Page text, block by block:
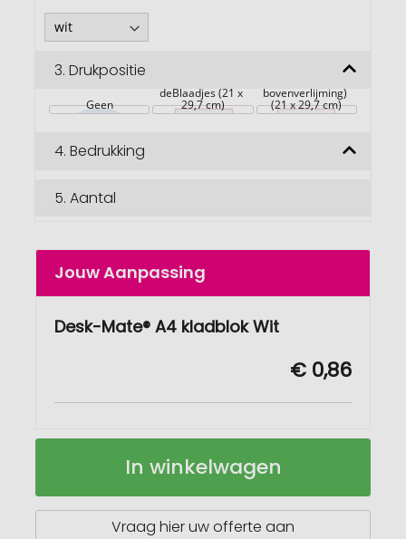
3. Drukpositie
Geen
deBlaadjes (21 x
29,7 cm)
Vellen (staand
bovenverlijming)
(21 x 29,7 cm)
4. Bedrukking
5. Aantal
Jouw Aanpassing
Desk-Mate® A4 kladblok Wit
€ 0,86
kladblok
In winkelwagen
Vraag hier uw offerte aan